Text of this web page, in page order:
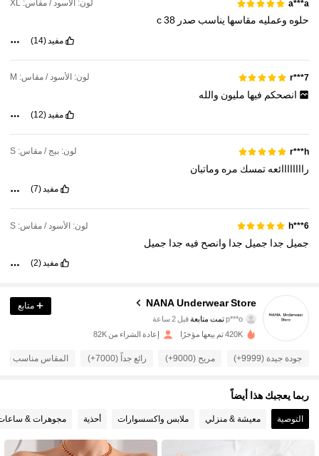
a***a لون: الأسود / مقاس: XL
حلوه وعمليه مقاسها يناسب صدر38
c
مفيد (14)
r***7 لون: الأسود / مقاس: M
انصحكم فيها مليون والله
مفيد (12)
r***h لون: بيج / مقاس: S
راااااااائعهتمسك مره وماتبان
مفيد (7)
h***6 لون: الأسود / مقاس: S
جميل جدا جميل جدا وانصح فيه جدا جميل
مفيد (2)
NANA Underwear Store
p***o تمت متابعة
قبل 2 ساعة
r***1تتصفح
4.80
9.4K متابعون
4.80 9.4K متابعون
متابع
420K تم بيعها مؤخرًا إعادة الشراء من 82K
جودة جيدة (9999+) مريح (9000+) رائع جداً (7000+) المقاس مناسب (5000+)
ربما يعجبك هذا أيضاً
التوصية معيشة & منزلي ملابس واكسسوارات أحذية مجوهرات &